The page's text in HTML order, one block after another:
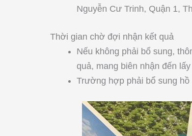
Nguyễn Cư Trinh, Quận 1,
Thời gian chờ đợi nhận kết quả
Nếu không phải bổ sung,
quả, mang biên nhận đến
Trường hợp phải bổ sung